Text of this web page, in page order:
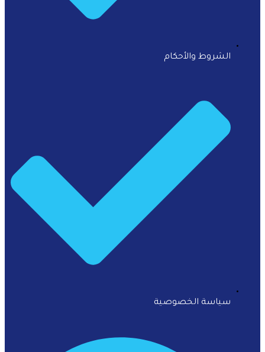
الشروط والأحكام
سياسة الخصوصية